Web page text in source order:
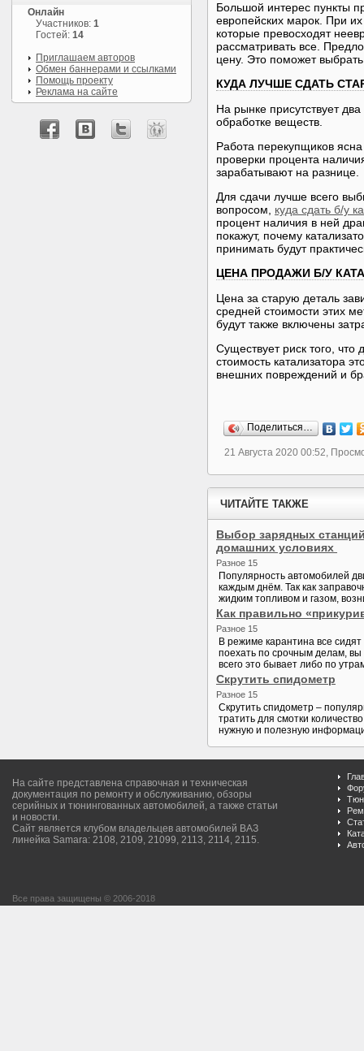
Большой интерес пункты
европейских марок. При
которые превосходят
рассматривать все.
цену. Это поможет
КУДА ЛУЧШЕ СДАТЬ
На рынке присутствует
обработке веществ.
Работа перекупщиков
проверки процента
зарабатывают на разнице.
Для сдачи лучше всего
вопросом, куда сдать б/у
процент наличия в ней
покажут, почему
принимать будут
ЦЕНА ПРОДАЖИ Б/У
Цена за старую деталь
средней стоимости этих
будут также включены
Существует риск того,
стоимость катализатора
внешних повреждений и
Поделиться…
21 Августа 2020 00:52,
ЧИТАЙТЕ ТАКЖЕ
Выбор зарядных
домашних условиях
Разное 15
Популярность автомобилей
каждым днём. Так как
жидким топливом и газом,
Как правильно
Разное 15
В режиме карантина все
поехать по срочным делам, вы
всего это бывает либо по
Скрутить спидометр
Разное 15
Скрутить спидометр –
тратить для смотки
нужную и полезную
Онлайн
Участников: 1
Гостей: 14
Приглашаем авторов
Обмен баннерами и ссылками
Помощь проекту
Реклама на сайте
На сайте представлена справочная и техническая
документация по ремонту и обслуживанию, обзоры
серийных и тюнингованных автомобилей, а также статьи
и новости.
Сайт является клубом владельцев автомобилей ВАЗ
линейка Samara: 2108, 2109, 21099, 2113, 2114, 2115.
Все права защищены © 2006-2018